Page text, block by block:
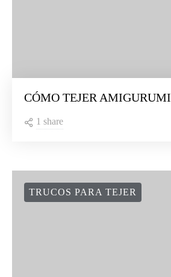
CÓMO TEJER AMIGURUMI
1 share
TRUCOS PARA TEJER